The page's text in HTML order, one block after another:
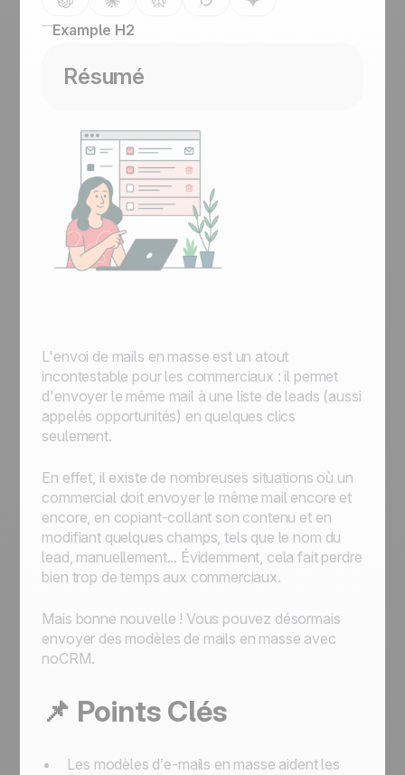
Example H2
Résumé
L'envoi de mails en masse est un atout
incontestable pour les commerciaux : il permet
d'envoyer le même mail à une liste de leads (aussi
appelés opportunités) en quelques clics
seulement.
En effet, il existe de nombreuses situations où un
commercial doit envoyer le même mail encore et
encore, en copiant-collant son contenu et en
modifiant quelques champs, tels que le nom du
lead, manuellement... Évidemment, cela fait perdre
bien trop de temps aux commerciaux.
Mais bonne nouvelle ! Vous pouvez désormais
envoyer des modèles de mails en masse avec
noCRM.
📌 Points Clés
Les modèles d’e-mails en masse aident les